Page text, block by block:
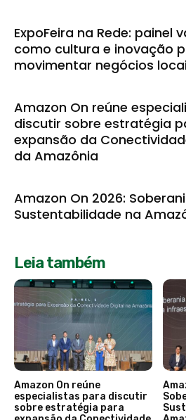
ExpoFeira na Rede: painel
como cultura e inovação
movimentar negócios
Amazon On reúne
discutir sobre estratégia
expansão da
da Amazônia
Amazon On 2026:
Sustentabilidade na
Leia também
Amazon On reúne
especialistas para discutir
sobre estratégia para